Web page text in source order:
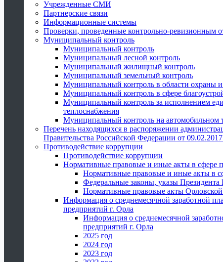
Учрежденные СМИ
Партнерские связи
Информационные системы
Проверки, проведенные контрольно-ревизионным
Муниципальный контроль
Муниципальный контроль
Муниципальный лесной контроль
Муниципальный жилищный контроль
Муниципальный земельный контроль
Муниципальный контроль в области охраны
Муниципальный контроль в сфере
Муниципальный контроль за исполнением
теплоснабжения
Муниципальный контроль на автомобильном
Перечень находящихся в распоряжении
Правительства Российской Федерации от
Противодействие коррупции
Противодействие коррупции
Нормативные правовые и иные акты в сфере
Нормативные правовые и иные акты в
Федеральные законы, указы
Нормативные правовые акты
Информация о среднемесячной заработной
предприятий г. Орла
Информация о среднемесячной
предприятий г. Орла
2025 год
2024 год
2023 год